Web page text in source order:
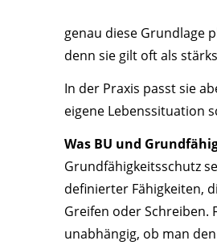
genau diese Grundlage
denn sie gilt oft als
In der Praxis passt sie
eigene Lebenssituation
Was BU und
Grundfähigkeitsschutz
definierter Fähigkeiten,
Greifen oder Schreiben.
unabhängig, ob man